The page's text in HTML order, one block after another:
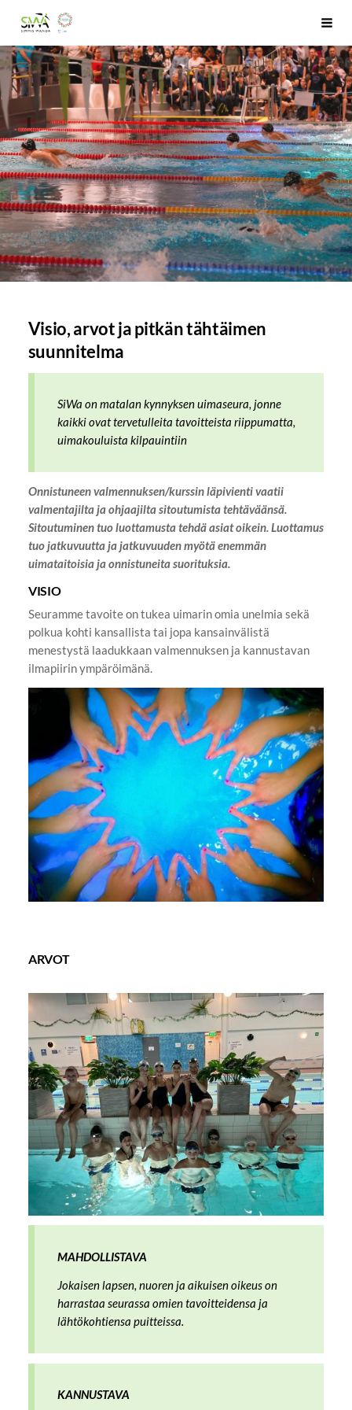
Siirry
sivun
sisältöön
Simmis Wanda ry
Visio, arvot ja pitkän tähtäimen
suunnitelma
SiWa on matalan kynnyksen uimaseura, jonne
kaikki ovat tervetulleita tavoitteista riippumatta,
uimakouluista kilpauintiin
Onnistuneen valmennuksen/kurssin läpivienti vaatii
valmentajilta ja ohjaajilta sitoutumista tehtäväänsä.
Sitoutuminen tuo luottamusta tehdä asiat oikein. Luottamus
tuo jatkuvuutta ja jatkuvuuden myötä enemmän
uimataitoisia ja onnistuneita suorituksia.
VISIO
Seuramme tavoite on tukea uimarin omia unelmia sekä
polkua kohti kansallista tai jopa kansainvälistä
menestystä laadukkaan valmennuksen ja kannustavan
ilmapiirin ympäröimänä.
ARVOT
MAHDOLLISTAVA
Jokaisen lapsen, nuoren ja aikuisen oikeus on
harrastaa seurassa omien tavoitteidensa ja
lähtökohtiensa puitteissa.
KANNUSTAVA